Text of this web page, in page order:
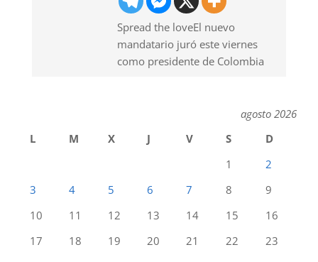
Spread the loveEl nuevo
mandatario juró este viernes
como presidente de Colombia
agosto 2026
L
M X J V S
D
1
2
3
4 5 6 7 8
9
10
11 12 13 14 15
16
17
18 19 20 21 22
23